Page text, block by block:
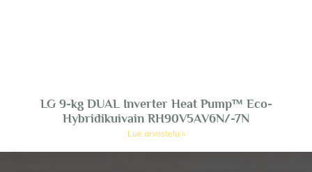
LG 9-kg DUAL Inverter Heat Pump™ Eco-
Hybridikuivain RH90V5AV6N/-7N
Lue arvostelu »